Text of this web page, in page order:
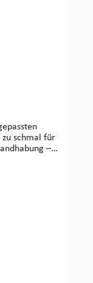
schmal für